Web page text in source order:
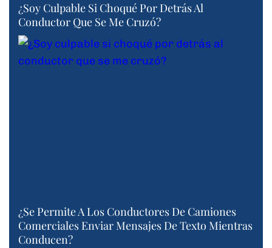
¿Soy Culpable Si Choqué Por Detrás Al
Conductor Que Se Me Cruzó?
¿Se Permite A Los Conductores De Camiones
Comerciales Enviar Mensajes De Texto Mientras
Conducen?